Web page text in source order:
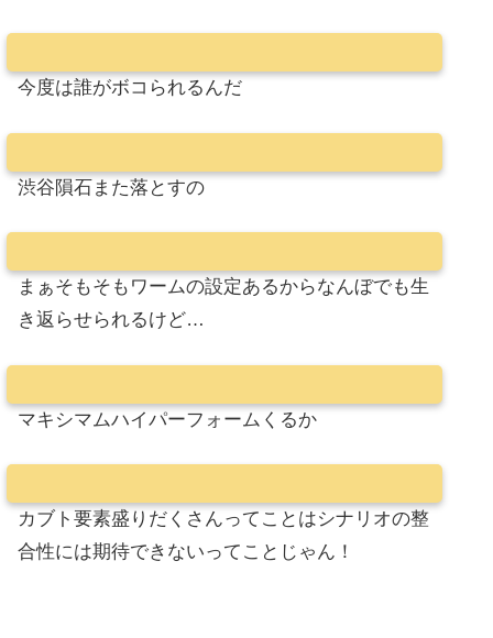
今度は誰がボコられるんだ
渋谷隕石また落とすの
まぁそもそもワームの設定あるからなんぼでも生
き返らせられるけど…
マキシマムハイパーフォームくるか
カブト要素盛りだくさんってことはシナリオの整
合性には期待できないってことじゃん！